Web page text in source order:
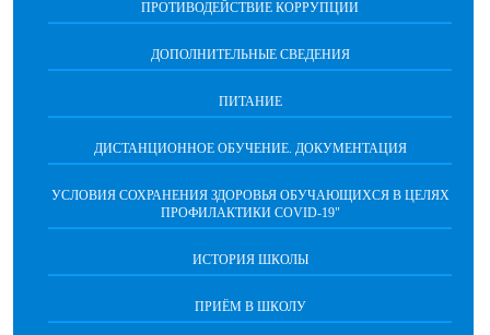
ПРОТИВОДЕЙСТВИЕ КОРРУПЦИИ
ДОПОЛНИТЕЛЬНЫЕ СВЕДЕНИЯ
ПИТАНИЕ
ДИСТАНЦИОННОЕ ОБУЧЕНИЕ. ДОКУМЕНТАЦИЯ
УСЛОВИЯ СОХРАНЕНИЯ ЗДОРОВЬЯ ОБУЧАЮЩИХСЯ В ЦЕЛЯХ
ПРОФИЛАКТИКИ COVID-19"
ИСТОРИЯ ШКОЛЫ
ПРИЁМ В ШКОЛУ